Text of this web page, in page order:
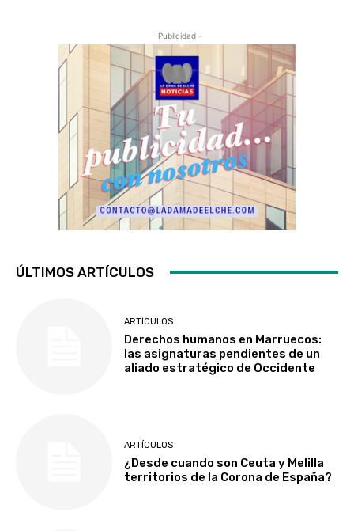
- Publicidad -
ÚLTIMOS ARTÍCULOS
ARTÍCULOS
Derechos humanos en Marruecos:
las asignaturas pendientes de un
aliado estratégico de Occidente
ARTÍCULOS
¿Desde cuando son Ceuta y Melilla
territorios de la Corona de España?